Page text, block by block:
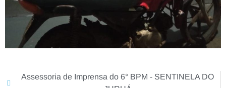
Assessoria de Imprensa do 6° BPM - SENTINELA DO